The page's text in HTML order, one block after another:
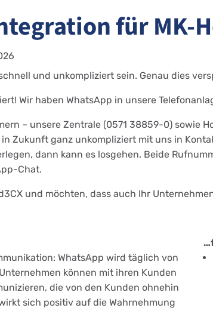
für MK-
und unkompliziert sein. Genau dies
Wir haben WhatsApp in unsere
– unsere Zentrale (0571 38859-0) sowie
Zukunft ganz unkompliziert mit uns in
dann kann es losgehen. Beide
Chat.
und möchten, dass auch Ihr
WhatsApp wird täglich von
können mit ihren Kunden
die von den Kunden ohnehin
sich positiv auf die Wahrnehmung